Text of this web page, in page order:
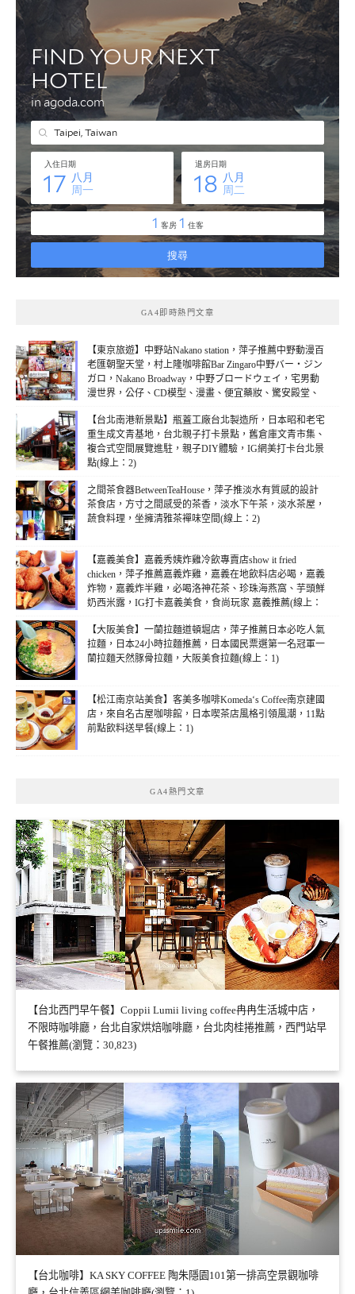
GA4即時熱門文章
【東京旅遊】中野站Nakano station，萍子推薦中野動漫百
老匯朝聖天堂，村上隆咖啡館Bar Zingaro中野バー・ジン
ガロ，Nakano Broadway，中野ブロードウェイ，宅男動
漫世界，公仔、CD模型、漫畫、便宜藥妝、驚安殿堂、
中野交通，中野行程(線上：4)
【台北南港新景點】瓶蓋工廠台北製造所，日本昭和老宅
重生成文青基地，台北親子打卡景點，舊倉庫文青市集、
複合式空間展覽進駐，親子DIY體驗，IG網美打卡台北景
點(線上：2)
之間茶食器BetweenTeaHouse，萍子推淡水有質感的設計
茶食店，方寸之間感受的茶香，淡水下午茶，淡水茶屋，
蔬食料理，坐擁清雅茶襌味空間(線上：2)
【嘉義美食】嘉義秀姨炸雞冷飲專賣店show it fried
chicken，萍子推薦嘉義炸雞，嘉義在地飲料店必喝，嘉義
炸物，嘉義炸半雞，必喝洛神花茶、珍珠海燕窩、芋頭鮮
奶西米露，IG打卡嘉義美食，食尚玩家 嘉義推薦(線上：
【大阪美食】一蘭拉麵道頓堀店，萍子推薦日本必吃人氣
拉麵，日本24小時拉麵推薦，日本國民票選第一名冠軍一
蘭拉麵天然豚骨拉麵，大阪美食拉麵(線上：1)
【松江南京站美食】客美多咖啡Komeda‘s Coffee南京建國
店，來自名古屋咖啡館，日本喫茶店風格引領風潮，11點
前點飲料送早餐(線上：1)
GA4熱門文章
【台北西門早午餐】Coppii Lumii living coffee冉冉生活城中店，
不限時咖啡廳，台北自家烘焙咖啡廳，台北肉桂捲推薦，西門站早
午餐推薦(瀏覽：30,823)
【台北咖啡】KA SKY COFFEE 陶朱隱園101第一排高空景觀咖啡